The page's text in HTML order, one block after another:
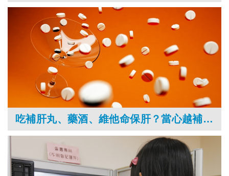
吃補肝丸、藥酒、維他命保肝？當心越補愈傷肝腎